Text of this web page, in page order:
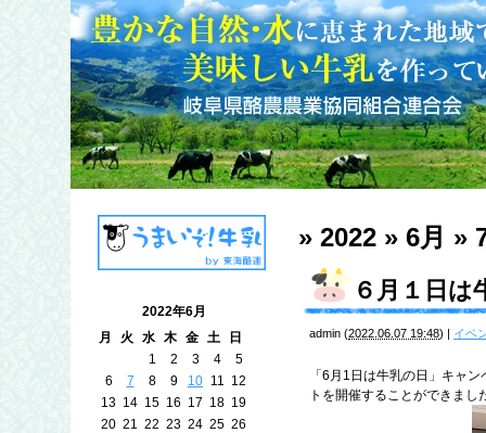
» 2022 » 6月 »
６月１日は
admin (2022.06.07 19:48) | イベ
「6月1日は牛乳の日」キャ
トを開催することができまし
2022年6月
月
火 水 木 金 土
日
1
2 3 4
5
6
7 8 9 10 11
12
13 14 15 16 17 18 19
20 21 22 23 24 25 26